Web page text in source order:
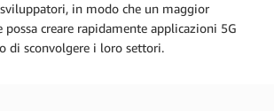
in modo che un maggior
creare rapidamente applicazioni 5G
di sconvolgere i loro settori.